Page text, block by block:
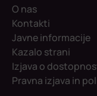
O nas
Kontakti
Javne informacije
Kazalo strani
Izjava o
Pravna izjava in